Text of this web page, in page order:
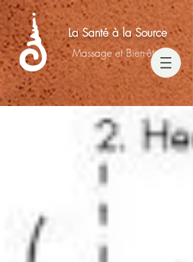
La Santé à la Source
Massage et Bien-être